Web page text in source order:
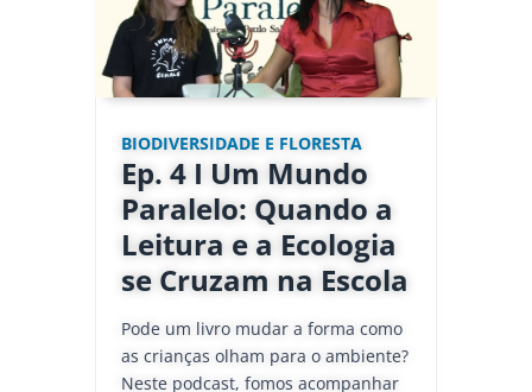
BIODIVERSIDADE E FLORESTA
Ep. 4 I Um Mundo
Paralelo: Quando a
Leitura e a Ecologia
se Cruzam na Escola
Pode um livro mudar a forma como
as crianças olham para o ambiente?
Neste podcast, fomos acompanhar